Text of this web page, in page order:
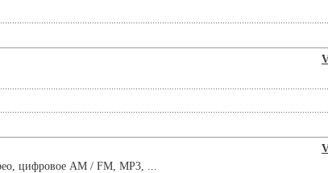
цифровое AM / FM, MP3, ...